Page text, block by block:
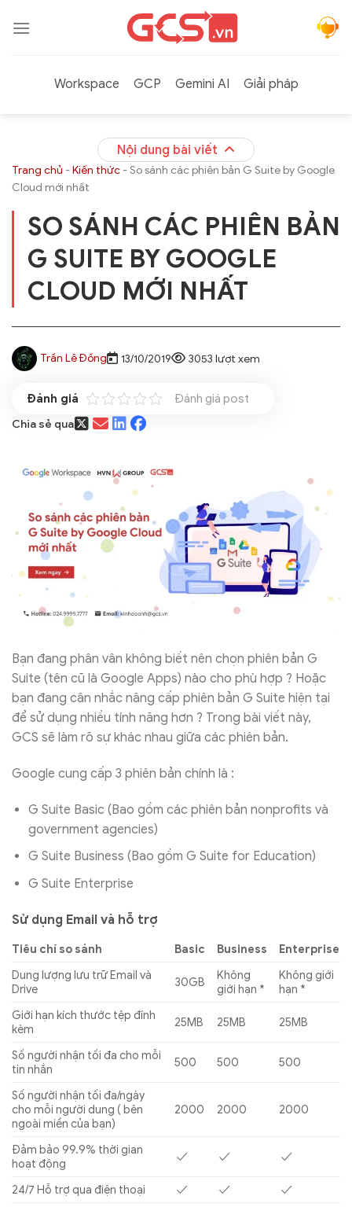
qua
Workspace
GCP Gemini AI Giải pháp
Nội dung bài viết
Trang chủ -Kiến thức -So sánh các phiên bản G Suite by Google
Cloud mới nhất
SO SÁNH CÁC PHIÊN BẢN
G SUITE BY GOOGLE
CLOUD MỚI NHẤT
Trần Lê Đồng 13/10/2019 3053 lượt xem
Đánh giá post
Chia sẻ qua
Bạn đang phân vân không biết nên chọn phiên bản G
Suite (tên cũ là Google Apps) nào cho phù hợp ? Hoặc
bạn đang cân nhắc nâng cấp phiên bản G Suite hiện tại
để sử dụng nhiều tính năng hơn ? Trong bài viết này,
GCS sẽ làm rõ sự khác nhau giữa các phiên bản.
Google cung cấp 3 phiên bản chính là :
G Suite Basic (Bao gồm các phiên bản nonprofits và
government agencies)
G Suite Business (Bao gồm G Suite for Education)
G Suite Enterprise
Sử dụng Email và hỗ trợ
Tiêu chí so sánh Basic Business
Enterprise
Dung lượng lưu trữ Email và
Drive
30GB
Không
giới hạn *
Không giới
hạn *
Giới hạn kích thước tệp đính
kèm
25MB 25MB 25MB
Số người nhận tối đa cho mỗi
tin nhắn
500 500 500
Số người nhận tối đa/ngày
cho mỗi người dung ( bên
ngoài miền của bạn)
2000 2000 2000
Đảm bảo 99.9% thời gian
hoạt động
✓ ✓ ✓
24/7 Hỗ trợ qua điện thoại ✓ ✓
✓